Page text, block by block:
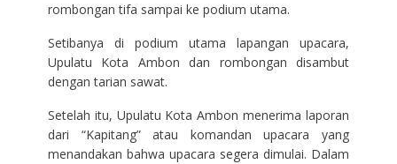
rombongan tifa sampai ke podium utama.
Setibanya di podium utama lapangan upacara,
Upulatu Kota Ambon dan rombongan disambut
dengan tarian sawat.
Setelah itu, Upulatu Kota Ambon menerima laporan
dari “Kapitang” atau komandan upacara yang
menandakan bahwa upacara segera dimulai. Dalam